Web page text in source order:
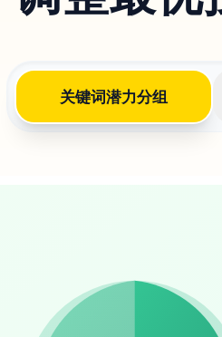
关键词潜力分组